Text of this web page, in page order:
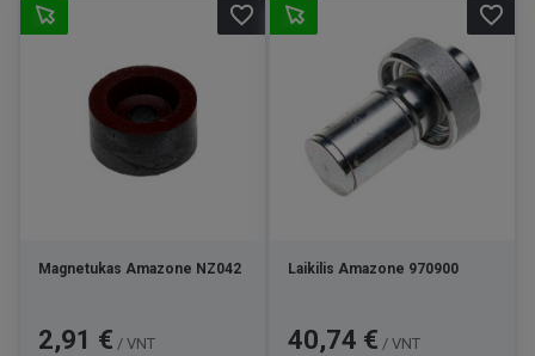
Magnetukas Amazone NZ042
Kaina
2,91 € / VNT
favorite_border
Laikilis Amazone 970900
Kaina
40,74 € / VNT
favorite_border